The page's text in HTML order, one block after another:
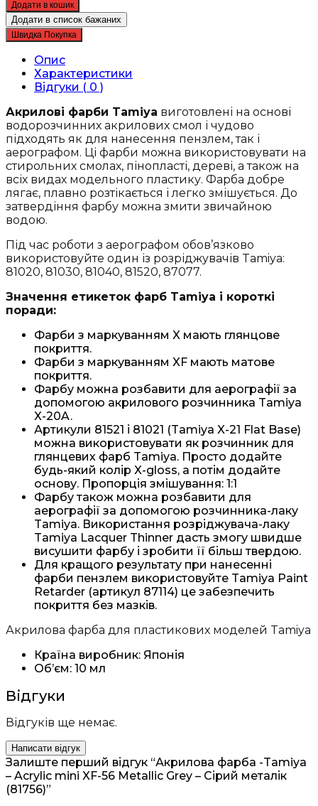
-
Tamiya
-
Acrylic
mini
XF-
56
Metallic
Grey
-
Сірий
металік
(81756)
кількість
Додати в кошик
Додати в список бажаних
Швидка Покупка
Опис
Характеристики
Відгуки ( 0 )
Акрилові фарби Tamiya виготовлені на основі
водорозчинних акрилових смол і чудово
підходять як для нанесення пензлем, так і
аерографом. Ці фарби можна використовувати на
стирольних смолах, пінопласті, дереві, а також на
всіх видах модельного пластику. Фарба добре
лягає, плавно розтікається і легко змішується. До
затвердіння фарбу можна змити звичайною
водою.
Під час роботи з аерографом обов’язково
використовуйте один із розріджувачів Tamiya:
81020, 81030, 81040, 81520, 87077.
Значення етикеток фарб Tamiya і короткі
поради:
Фарби з маркуванням X мають глянцове
покриття.
Фарби з маркуванням XF мають матове
покриття.
Фарбу можна розбавити для аерографії за
допомогою акрилового розчинника Tamiya
X-20A.
Артикули 81521 і 81021 (Tamiya X-21 Flat Base)
можна використовувати як розчинник для
глянцевих фарб Tamiya. Просто додайте
будь-який колір X-gloss, а потім додайте
основу. Пропорція змішування: 1:1
Фарбу також можна розбавити для
аерографії за допомогою розчинника-лаку
Tamiya. Використання розріджувача-лаку
Tamiya Lacquer Thinner дасть змогу швидше
висушити фарбу і зробити її більш твердою.
Для кращого результату при нанесенні
фарби пензлем використовуйте Tamiya Paint
Retarder (артикул 87114) це забезпечить
покриття без мазків.
Акрилова фарба для пластикових моделей Tamiya
Країна виробник: Японія
Об’єм: 10 мл
Відгуки
Відгуків ще немає.
Написати відгук
Залиште перший відгук “Акрилова фарба -Tamiya
– Acrylic mini XF-56 Metallic Grey – Сірий металік
(81756)”